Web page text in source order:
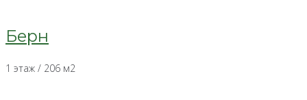
Берн
1 этаж / 206 м2